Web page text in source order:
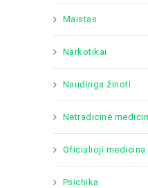
Maistas
Narkotikai
Naudinga žinoti
Netradicinė
Oficialioji medicina
Psichika